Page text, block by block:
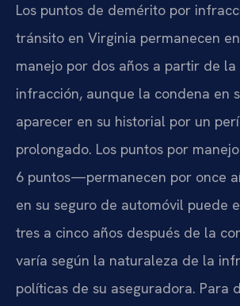
Los puntos de demérito por
tránsito en Virginia permanecen
manejo por dos años a partir de
infracción, aunque la condena en
aparecer en su historial por un
prolongado. Los puntos por
6 puntos—permanecen por once
en su seguro de automóvil puede
tres a cinco años después de la
varía según la naturaleza de la
políticas de su aseguradora. Para